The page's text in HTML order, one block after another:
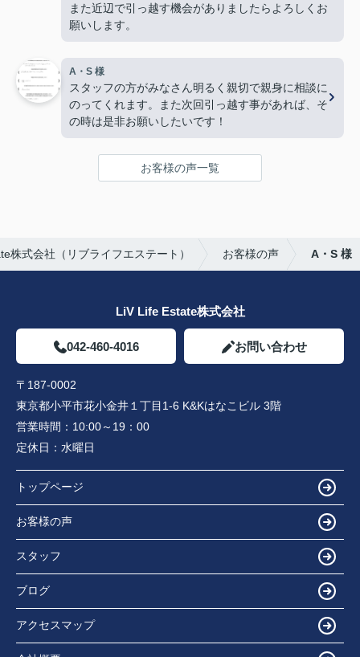
また近辺で引っ越す機会がありましたらよろしくお
願いします。
A・S 様
スタッフの方がみなさん明るく親切で親身に相談に
のってくれます。また次回引っ越す事があれば、そ
の時は是非お願いしたいです！
お客様の声一覧
株式会社（リブライフエステート） お客様の声 A・S 様
LiV Life Estate株式会社
042-460-4016 お問い合わせ
〒187-0002
東京都小平市花小金井１丁目1-6 K&Kはなこビル 3階
営業時間： 10:00～19：00
定休日： 水曜日
トップページ
お客様の声
スタッフ
ブログ
アクセスマップ